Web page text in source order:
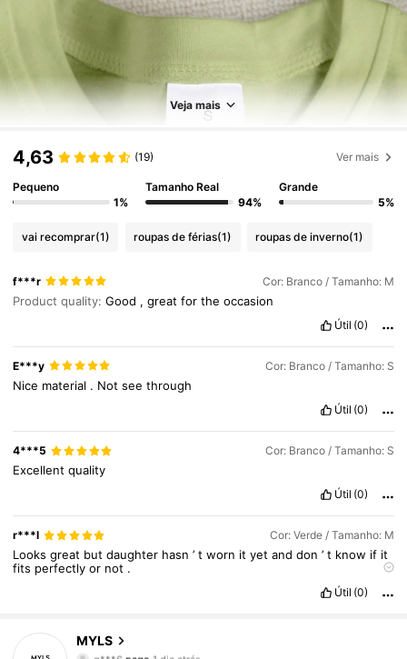
Veja mais
4,63 (19) Ver mais
Pequeno
1%
Tamanho Real
94%
Grande
5%
vai recomprar(1) roupas de férias(1) roupas de inverno(1)
f***r Cor: Branco / Tamanho: M
Product quality:Good ,greatfortheoccasion
Útil (0)
E***y Cor: Branco / Tamanho: S
Nice material . Notseethrough
Útil (0)
4***5 Cor: Branco / Tamanho: S
Excellentquality
Útil (0)
r***l Cor: Verde / Tamanho: M
Looksgreat butdaughter hasn’tworn ityetanddon’t know if it
fits perfectlyor not .
Útil (0)
MYLS
4,89
25K Seguidores
g***6 pago 1 dia atrás